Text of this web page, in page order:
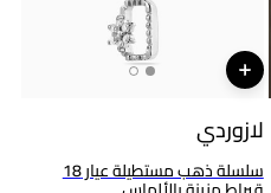
لازوردي
سلسلة ذهب مستطيلة عيار 18